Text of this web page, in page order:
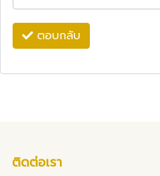
ตอบกลับ
ติดต่อเรา